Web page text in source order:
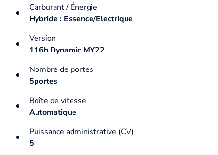
Carburant / Énergie
Hybride : Essence/Electrique
Version
116h Dynamic MY22
Nombre de portes
5portes
Boîte de vitesse
Automatique
Puissance administrative (CV)
5